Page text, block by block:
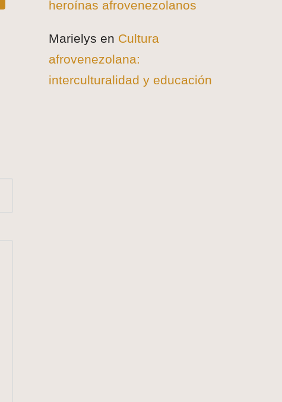
heroínas afrovenezolanos
Marielys en Cultura
afrovenezolana:
interculturalidad y educación